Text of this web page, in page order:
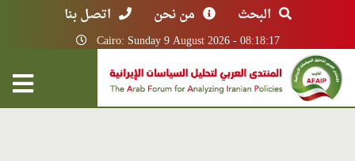
البحث من نحن اتصل بنا
Cairo: Sunday 9 August 2026 - 08:18:17